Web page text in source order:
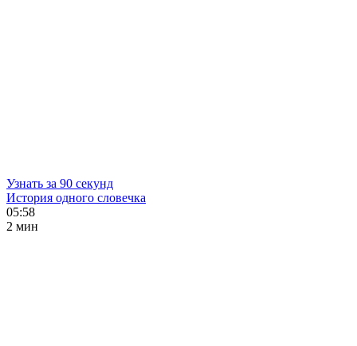
Узнать за 90 секунд
История одного словечка
05:58
2 мин